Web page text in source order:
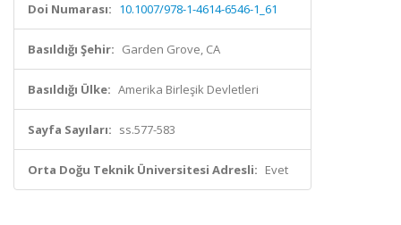
Doi Numarası: 10.1007/978-1-4614-6546-1_61
Basıldığı Şehir: Garden Grove, CA
Basıldığı Ülke: Amerika Birleşik Devletleri
Sayfa Sayıları: ss.577-583
Orta Doğu Teknik Üniversitesi Adresli: Evet